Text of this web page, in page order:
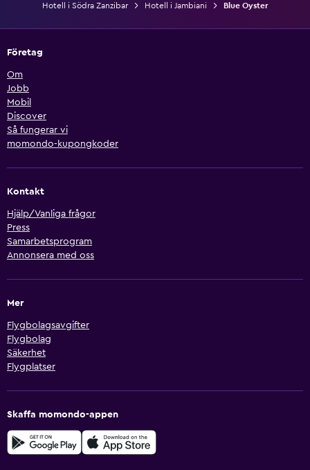
Hotell i Södra Zanzibar
Hotell i Jambiani Blue Oyster
Företag
Om
Jobb
Mobil
Discover
Så fungerar vi
momondo-kupongkoder
Kontakt
Hjälp/Vanliga frågor
Press
Samarbetsprogram
Annonsera med oss
Mer
Flygbolagsavgifter
Flygbolag
Säkerhet
Flygplatser
Skaffa momondo-appen